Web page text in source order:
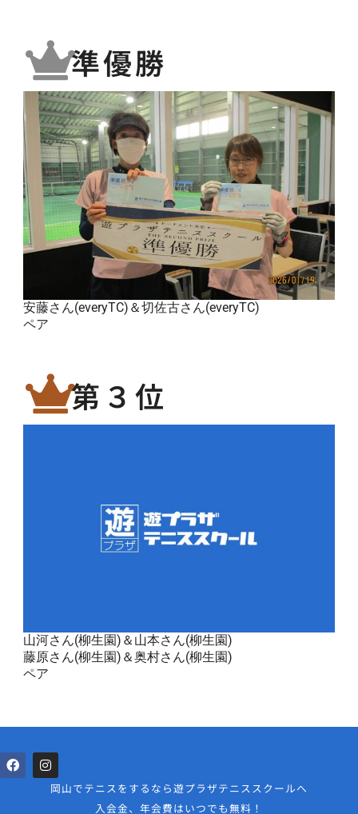
準優勝
安藤さん(everyTC)＆切佐古さん(everyTC)
ペア
第３位
山河さん(柳生園)＆山本さん(柳生園)
藤原さん(柳生園)＆奥村さん(柳生園)
ペア
岡山でテニスをするなら遊プラザテニススクールへ
入会金、年会費はいつでも無料！